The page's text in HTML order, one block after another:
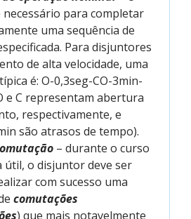
para completar
uma sequência de
Para disjuntores
de alta velocidade, uma
é: O-0,3seg-CO-3min-
e C representam abertura
respectivamente, e
são atrasos de tempo).
– durante o curso
útil, o disjuntor deve ser
com sucesso uma
comutações
) que mais notavelmente